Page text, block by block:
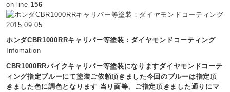
on line 156
2015.09.05
ホンダCBR1000RRキャリパー等塗装：ダイヤモンドコーティング
Infomation
CBR1000RRバイクキャリパー等塗装になりますダイヤモンドコーテ
ィング指定ブルーにて塗装ご依頼頂きました今回のブルーは指定頂
きました色に調色となります 当り面等、ご指定頂きました通りにマ